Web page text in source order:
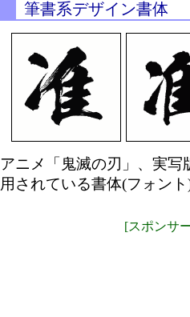
筆書系デザイン書体
アニメ「鬼滅の刃」、実
用されている書体(フォント
[スポンサ